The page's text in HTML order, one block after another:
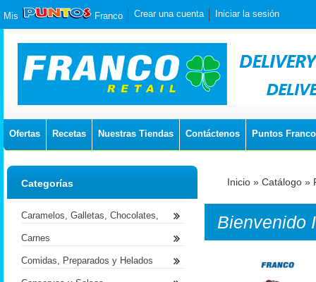
Mis Franco Crear una cuenta Iniciar la sesión
Ofertas Recetas Nuestras Tiendas Contáctenos Puntos Franco
Inicio » Catálogo »
Bienvenido
Categorías
Caramelos, Galletas, Chocolates,
Carnes
Comidas, Preparados y Helados